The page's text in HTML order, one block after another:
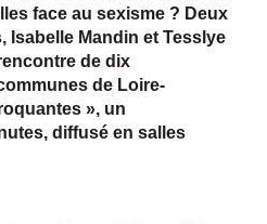
face au sexisme ? Deux
Isabelle Mandin et Tesslye
de dix
de Loire-
», un
diffusé en salles